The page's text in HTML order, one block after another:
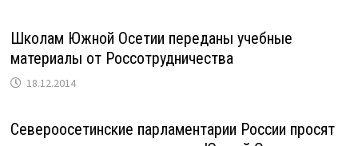
Школам Южной Осетии переданы учебные
материалы от Россотрудничества
18.12.2014
Североосетинские парламентарии России просят